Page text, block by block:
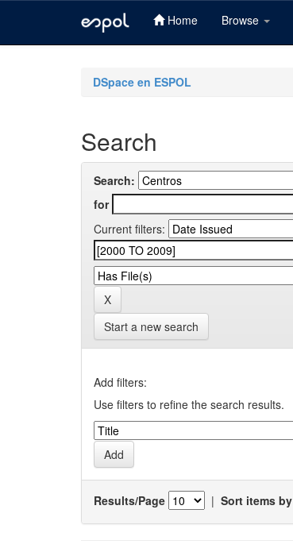
Home Browse
DSpace en ESPOL
Search
Search:
for
Current filters:
Start a new search
Add filters:
Use filters to refine the search results.
Results/Page | Sort items by